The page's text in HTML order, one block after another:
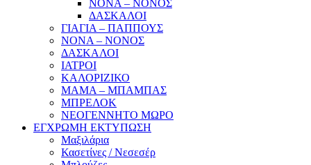
ΝΟΝΑ – ΝΟΝΟΣ
ΔΑΣΚΑΛΟΙ
ΓΙΑΓΙΑ – ΠΑΠΠΟΥΣ
ΝΟΝΑ – ΝΟΝΟΣ
ΔΑΣΚΑΛΟΙ
ΙΑΤΡΟΙ
ΚΑΛΟΡΙΖΙΚΟ
ΜΑΜΑ – ΜΠΑΜΠΑΣ
ΜΠΡΕΛΟΚ
ΝΕΟΓΕΝΝΗΤΟ ΜΩΡΟ
ΕΓΧΡΩΜΗ ΕΚΤΥΠΩΣΗ
Μαξιλάρια
Κασετίνες / Νεσεσέρ